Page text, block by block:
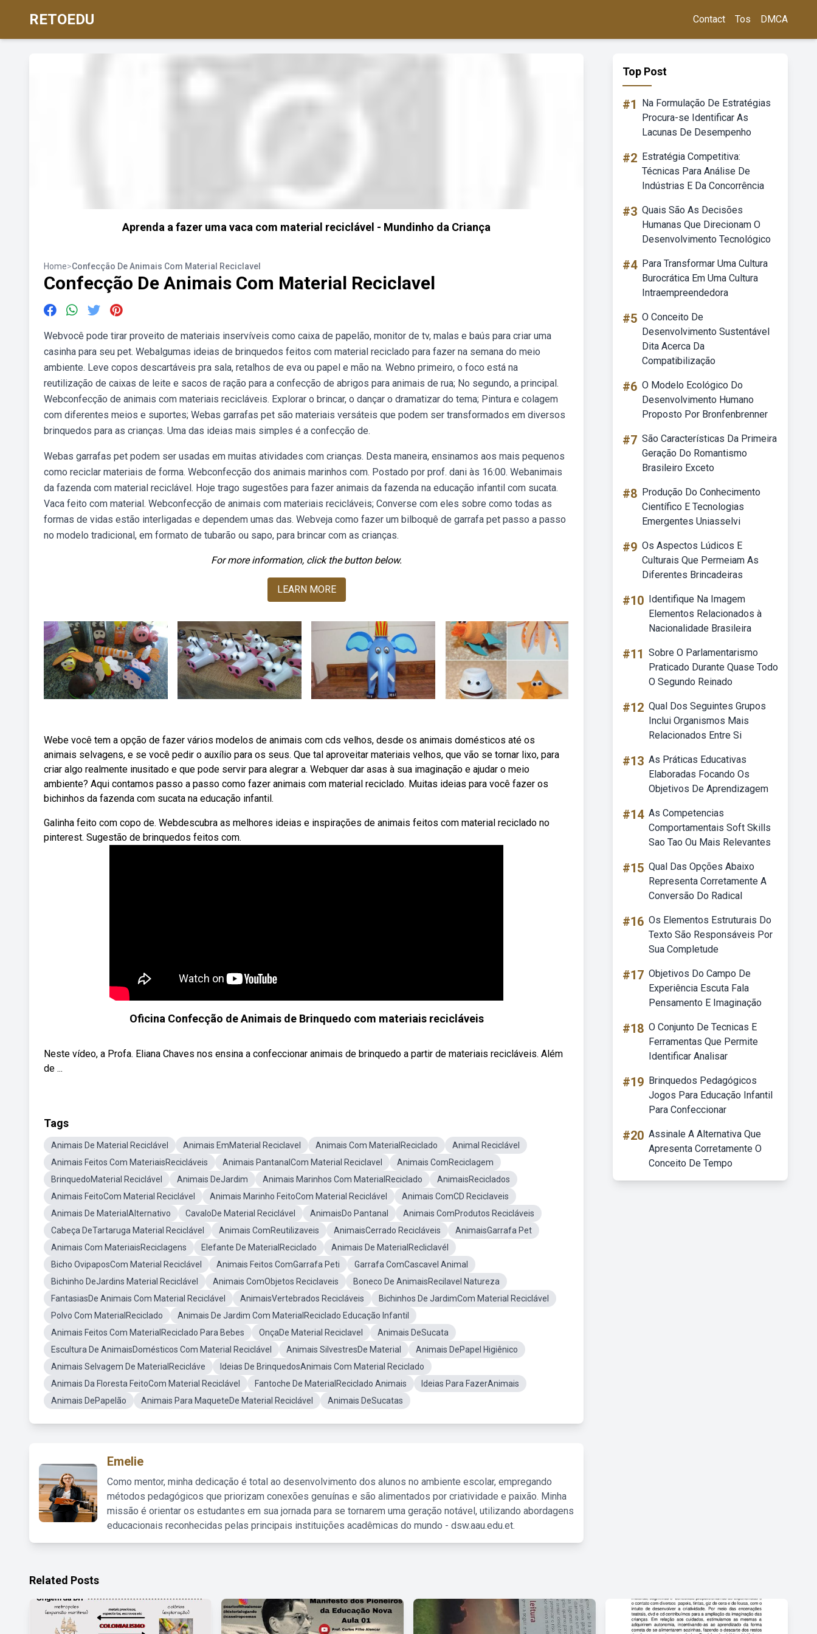
RETOEDU Contact Tos DMCA
Aprenda a fazer uma vaca com material reciclável - Mundinho da Criança
Home>Confecção De Animais Com Material Reciclavel
Confecção De Animais Com Material Reciclavel
Webvocê pode tirar proveito de materiais inservíveis como caixa de papelão, monitor de tv, malas e baús para criar uma
casinha para seu pet. Webalgumas ideias de brinquedos feitos com material reciclado para fazer na semana do meio
ambiente. Leve copos descartáveis pra sala, retalhos de eva ou papel e mão na. Webno primeiro, o foco está na
reutilização de caixas de leite e sacos de ração para a confecção de abrigos para animais de rua; No segundo, a principal.
Webconfecção de animais com materiais recicláveis. Explorar o brincar, o dançar o dramatizar do tema; Pintura e colagem
com diferentes meios e suportes; Webas garrafas pet são materiais versáteis que podem ser transformados em diversos
brinquedos para as crianças. Uma das ideias mais simples é a confecção de.
Webas garrafas pet podem ser usadas em muitas atividades com crianças. Desta maneira, ensinamos aos mais pequenos
como reciclar materiais de forma. Webconfecção dos animais marinhos com. Postado por prof. dani às 16:00. Webanimais
da fazenda com material reciclável. Hoje trago sugestões para fazer animais da fazenda na educação infantil com sucata.
Vaca feito com material. Webconfecção de animais com materiais recicláveis; Converse com eles sobre como todas as
formas de vidas estão interligadas e dependem umas das. Webveja como fazer um bilboquê de garrafa pet passo a passo
no modelo tradicional, em formato de tubarão ou sapo, para brincar com as crianças.
For more information, click the button below.
LEARN MORE
Webe você tem a opção de fazer vários modelos de animais com cds velhos, desde os animais domésticos até os
animais selvagens, e se você pedir o auxílio para os seus. Que tal aproveitar materiais velhos, que vão se tornar lixo, para
criar algo realmente inusitado e que pode servir para alegrar a. Webquer dar asas à sua imaginação e ajudar o meio
ambiente? Aqui contamos passo a passo como fazer animais com material reciclado. Muitas ideias para você fazer os
bichinhos da fazenda com sucata na educação infantil.
Galinha feito com copo de. Webdescubra as melhores ideias e inspirações de animais feitos com material reciclado no
pinterest. Sugestão de brinquedos feitos com.
Oficina Confecção de Animais de Brinquedo com materiais recicláveis
Neste vídeo, a Profa. Eliana Chaves nos ensina a confeccionar animais de brinquedo a partir de materiais recicláveis. Além
de ...
Tags
Animais De Material Reciclável Animais EmMaterial Reciclavel Animais Com MaterialReciclado
Animal Reciclável
Animais Feitos Com MateriaisRecicláveis
Animais PantanalCom Material Reciclavel
Animais ComReciclagem
BrinquedoMaterial Reciclável
Animais DeJardim Animais Marinhos Com MaterialReciclado
AnimaisReciclados
Animais FeitoCom Material Reciclável
Animais Marinho FeitoCom Material Reciclável
Animais ComCD Reciclaveis
Animais De MaterialAlternativo
CavaloDe Material Reciclável AnimaisDo Pantanal
Animais ComProdutos Recicláveis
Cabeça DeTartaruga Material Reciclável
Animais ComReutilizaveis AnimaisCerrado Recicláveis
AnimaisGarrafa Pet
Animais Com MateriaisReciclagens
Elefante De MaterialReciclado
Animais De MaterialRecliclavél
Bicho OvipaposCom Material Reciclável
Animais Feitos ComGarrafa Peti
Garrafa ComCascavel Animal
Bichinho DeJardins Material Reciclável
Animais ComObjetos Reciclaveis
Boneco De AnimaisRecilavel Natureza
FantasiasDe Animais Com Material Reciclável
AnimaisVertebrados Recicláveis
Bichinhos De JardimCom Material Reciclável
Polvo Com MaterialReciclado
Animais De Jardim Com MaterialReciclado Educação Infantil
Animais Feitos Com MaterialReciclado Para Bebes
OnçaDe Material Reciclavel
Animais DeSucata
Escultura De AnimaisDomésticos Com Material Reciclável
Animais SilvestresDe Material
Animais DePapel Higiênico
Animais Selvagem De MaterialRecicláve
Ideias De BrinquedosAnimais Com Material Reciclado
Animais Da Floresta FeitoCom Material Reciclável
Fantoche De MaterialReciclado Animais
Ideias Para FazerAnimais
Animais DePapelão
Animais Para MaqueteDe Material Reciclável Animais DeSucatas
Emelie
Como mentor, minha dedicação é total ao desenvolvimento dos alunos no ambiente escolar, empregando
métodos pedagógicos que priorizam conexões genuínas e são alimentados por criatividade e paixão. Minha
missão é orientar os estudantes em sua jornada para se tornarem uma geração notável, utilizando abordagens
educacionais reconhecidas pelas principais instituições acadêmicas do mundo - dsw.aau.edu.et.
Top Post
#1
Na Formulação De Estratégias
Procura-se Identificar As
Lacunas De Desempenho
#2 Estratégia Competitiva:
Técnicas Para Análise De
Indústrias E Da Concorrência
#3 Quais São As Decisões
Humanas Que Direcionam O
Desenvolvimento Tecnológico
#4 Para Transformar Uma Cultura
Burocrática Em Uma Cultura
Intraempreendedora
#5 O Conceito De
Desenvolvimento Sustentável
Dita Acerca Da
Compatibilização
#6 O Modelo Ecológico Do
Desenvolvimento Humano
Proposto Por Bronfenbrenner
#7 São Características Da Primeira
Geração Do Romantismo
Brasileiro Exceto
#8 Produção Do Conhecimento
Científico E Tecnologias
Emergentes Uniasselvi
#9 Os Aspectos Lúdicos E
Culturais Que Permeiam As
Diferentes Brincadeiras
#10 Identifique Na Imagem
Elementos Relacionados à
Nacionalidade Brasileira
#11 Sobre O Parlamentarismo
Praticado Durante Quase Todo
O Segundo Reinado
#12 Qual Dos Seguintes Grupos
Inclui Organismos Mais
Relacionados Entre Si
#13 As Práticas Educativas
Elaboradas Focando Os
Objetivos De Aprendizagem
#14 As Competencias
Comportamentais Soft Skills
Sao Tao Ou Mais Relevantes
#15 Qual Das Opções Abaixo
Representa Corretamente A
Conversão Do Radical
#16 Os Elementos Estruturais Do
Texto São Responsáveis Por
Sua Completude
#17 Objetivos Do Campo De
Experiência Escuta Fala
Pensamento E Imaginação
#18 O Conjunto De Tecnicas E
Ferramentas Que Permite
Identificar Analisar
#19 Brinquedos Pedagógicos
Jogos Para Educação Infantil
Para Confeccionar
#20 Assinale A Alternativa Que
Apresenta Corretamente O
Conceito De Tempo
Related Posts